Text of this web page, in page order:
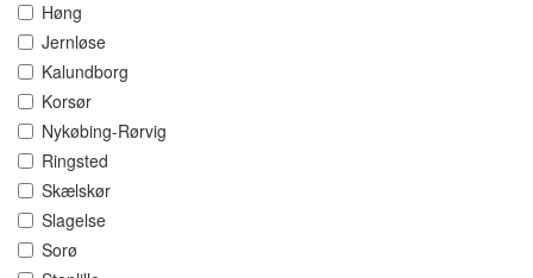
Høng
Jernløse
Kalundborg
Korsør
Nykøbing-Rørvig
Ringsted
Skælskør
Slagelse
Sorø